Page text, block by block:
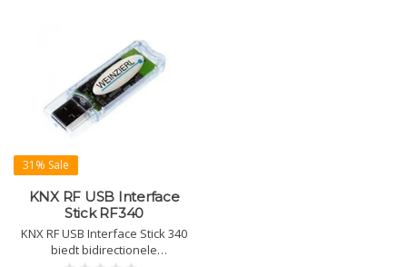
31% Sale
KNX RF USB Interface
Stick RF340
KNX RF USB Interface Stick 340
biedt bidirectionele